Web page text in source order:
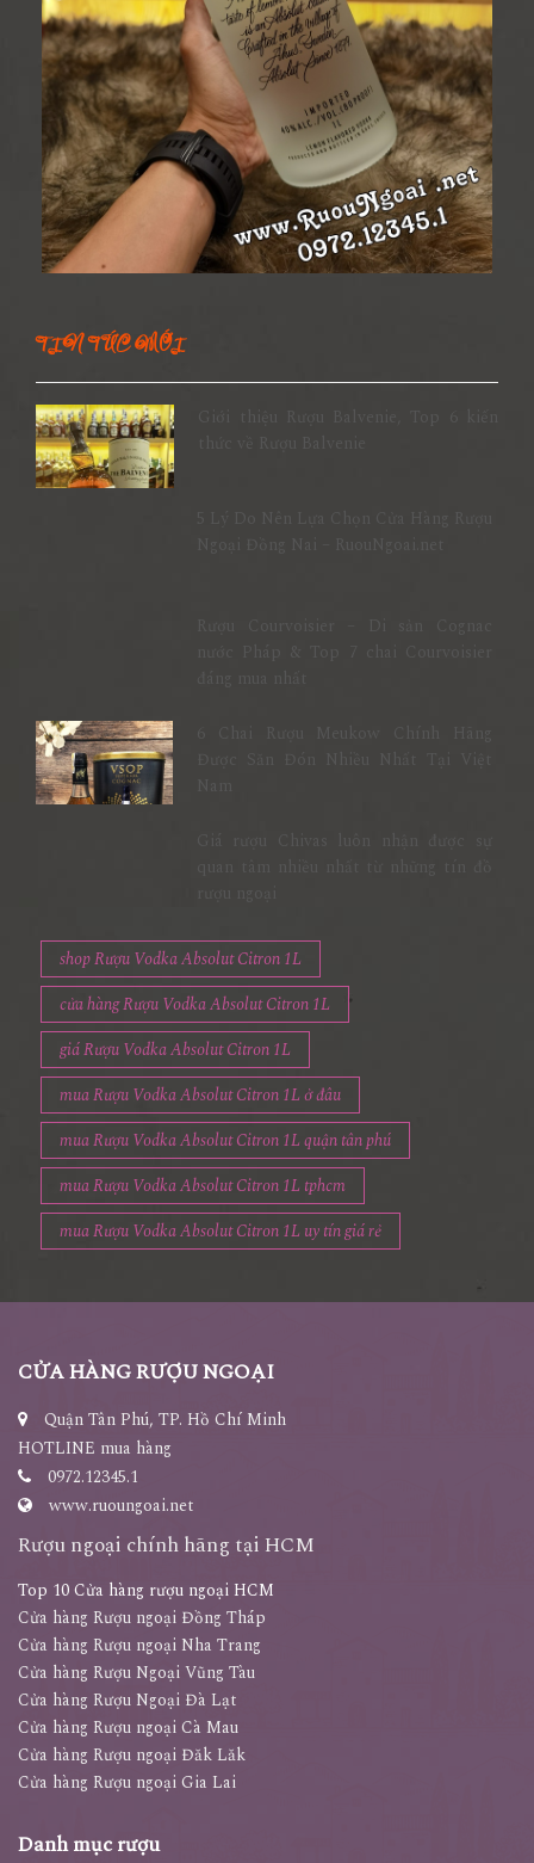
TIN TỨC MỚI
Giới thiệu Rượu Balvenie, Top 6 kiến
shop Rượu Vodka Absolut Citron 1L
cửa hàng Rượu Vodka Absolut Citron 1L
giá Rượu Vodka Absolut Citron 1L
mua Rượu Vodka Absolut Citron 1L ở đâu
mua Rượu Vodka Absolut Citron 1L quận tân phú
mua Rượu Vodka Absolut Citron 1L tphcm
mua Rượu Vodka Absolut Citron 1L uy tín giá rẻ
CỬA HÀNG RƯỢU NGOẠI
Quận Tân Phú, TP. Hồ Chí Minh
HOTLINE mua hàng
0972.12345.1
www.ruoungoai.net
Rượu ngoại chính hãng tại HCM
Top 10 Cửa hàng rượu ngoại HCM
Cửa hàng Rượu ngoại Đồng Tháp
Cửa hàng Rượu ngoại Nha Trang
Cửa hàng Rượu Ngoại Vũng Tàu
Cửa hàng Rượu Ngoại Đà Lạt
Cửa hàng Rượu ngoại Cà Mau
Cửa hàng Rượu ngoại Đăk Lăk
Cửa hàng Rượu ngoại Gia Lai
Danh mục rượu